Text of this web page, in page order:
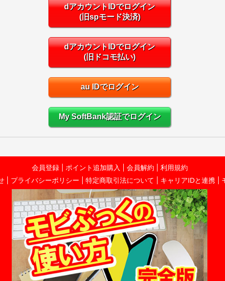
dアカウントIDでログイン
(旧spモード決済)
dアカウントIDでログイン
(旧ドコモ払い)
au IDでログイン
My SoftBank認証でログイン
会員登録 ポイント追加購入 会員解約
利用規約
プライバシーポリシー 特定商取引法について キャリアIDと連携